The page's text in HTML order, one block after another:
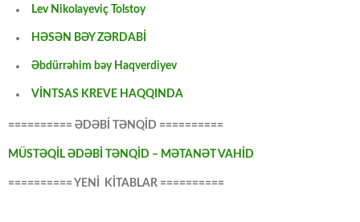
Lev Nikolayeviç Tolstoy
HƏSƏN BƏY ZƏRDABİ
Əbdürrəhim bəy Haqverdiyev
VİNTSAS KREVE HAQQINDA
========== ƏDƏBİ TƏNQİD ==========
MÜSTƏQİL ƏDƏBİ TƏNQİD – MƏTANƏT VAHİD
========== YENİ KİTABLAR ==========